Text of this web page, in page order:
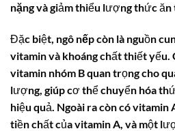
nặngvà giảm thiểu lượng thức ăn
Đặc biệt, ngô nếpcòn là nguồn
vitamin và khoáng chất thiết yếu.
vitamin nhóm B quan trọng cho
lượng, giúp cơ thể chuyển hóa
hiệu quả. Ngoài ra còn có
tiền chất của vitamin A, và một